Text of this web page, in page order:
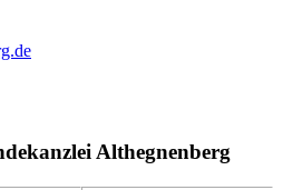
Althegnenberg